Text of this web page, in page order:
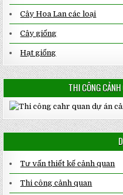
Cây Hoa Lan các loại
Cây giống
Hạt giống
THI CÔNG
Tư vấn thiết kế cảnh quan
Thi công cảnh quan